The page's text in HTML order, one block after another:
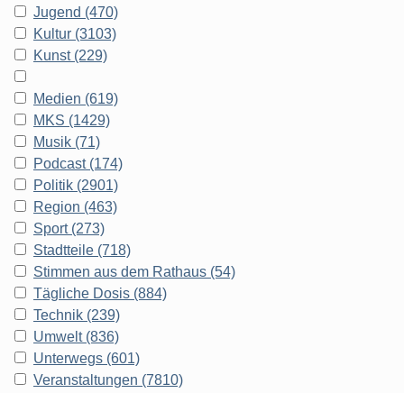
Jugend (470)
Kultur (3103)
Kunst (229)
Medien (619)
MKS (1429)
Musik (71)
Podcast (174)
Politik (2901)
Region (463)
Sport (273)
Stadtteile (718)
Stimmen aus dem Rathaus (54)
Tägliche Dosis (884)
Technik (239)
Umwelt (836)
Unterwegs (601)
Veranstaltungen (7810)